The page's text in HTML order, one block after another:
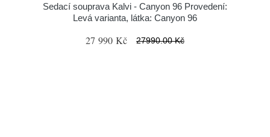
Sedací souprava Kalvi - Canyon 96 Provedení:
Levá varianta, látka: Canyon 96
27 990 Kč 27990.00 Kč